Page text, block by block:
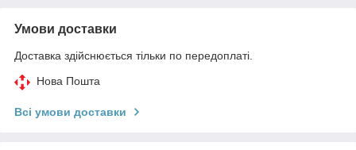
Умови доставки
Доставка здійснюється тільки по передоплаті.
Нова Пошта
Всі умови доставки